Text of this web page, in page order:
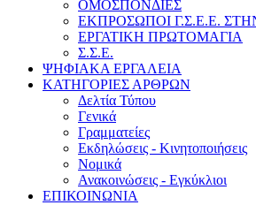
ΟΜΟΣΠΟΝΔΙΕΣ
ΕΚΠΡΟΣΩΠΟΙ Γ.Σ.Ε.Ε.
ΕΡΓΑΤΙΚΗ ΠΡΩΤΟΜΑΓΙΑ
Σ.Σ.Ε.
ΨΗΦΙΑΚΑ ΕΡΓΑΛΕΙΑ
ΚΑΤΗΓΟΡΙΕΣ ΑΡΘΡΩΝ
Δελτία Τύπου
Γενικά
Γραμματείες
Εκδηλώσεις - Κινητοποιήσεις
Νομικά
Ανακοινώσεις - Εγκύκλιοι
ΕΠΙΚΟΙΝΩΝΙΑ